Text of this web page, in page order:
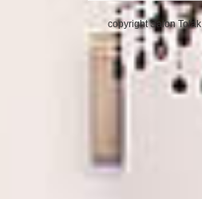
copyright Salon Tolak